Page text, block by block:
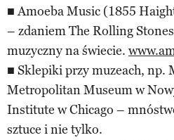
■ Amoeba Music (1855
– zdaniem The Rolling
muzyczny na świecie.
■ Sklepiki przy muzeach, np.
Metropolitan Museum w
Institute w Chicago –
sztuce i nie tylko.